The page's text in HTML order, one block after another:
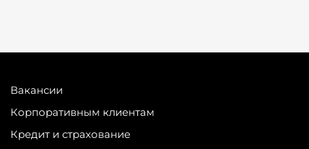
Вакансии
Корпоративным клиентам
Кредит и страхование